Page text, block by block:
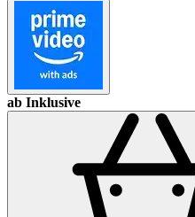
ab Inklusive